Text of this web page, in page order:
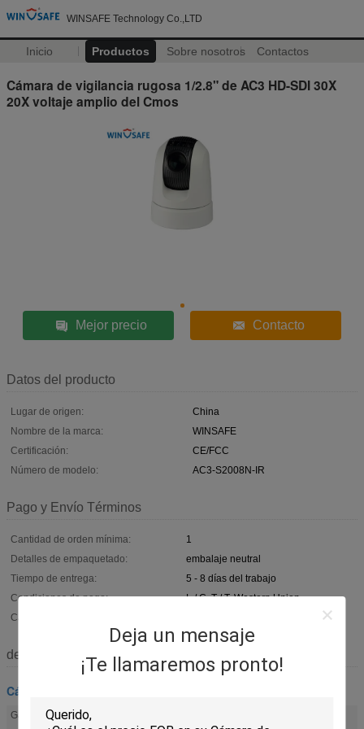
WINSAFE Technology Co.,LTD
Inicio Productos Sobre nosotros Contactos
Deja un mensaje
¡Te llamaremos pronto!
Cámara de vigilancia rugosa 1/2.8" de AC3 HD-SDI 30X
20X voltaje amplio del Cmos
Mejor precio Contacto
Datos del producto
Lugar de origen:
China
Nombre de la marca:
WINSAFE
Certificación:
CE/FCC
Número de modelo:
AC3-S2008N-IR
Pago y Envío Términos
Cantidad de orden mínima:
1
Detalles de empaquetado:
embalaje neutral
Tiempo de entrega:
5 - 8 días del trabajo
Condiciones de pago:
L / C, T / T, Western Union
Capacidad de la fuente:
descripción
Cámara rugosa de PTZ
Gama de la cacerola: